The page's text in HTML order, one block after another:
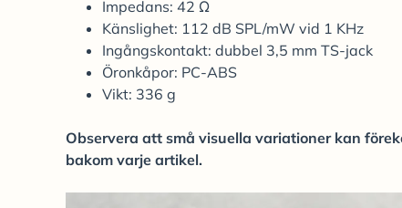
Impedans: 42 Ω
Känslighet: 112 dB SPL/mW vid 1 KHz
Ingångskontakt: dubbel 3,5 mm TS-jack
Öronkåpor: PC-ABS
Vikt: 336 g
Observera att små visuella variationer kan
bakom varje artikel.